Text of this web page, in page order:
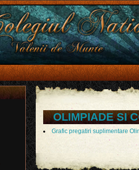
OLIMPIADE SI
Grafic pregatiri suplimentare